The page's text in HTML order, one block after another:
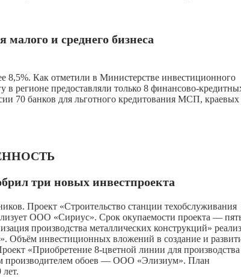
и среднего бизнеса
8,5%. Как отметили в Министерстве инвестиционного
в регионе предоставляли только 8 финансово-
70 банков для льготного кредитования МСП, краевых
три новых инвестпроекта
Проект «Строительство станции техобслуживания
ООО «Сириус». Срок окупаемости проекта —
производства металлических конструкций»
инвестиционных вложений в создание и
«Приобретение 8-цветной линии для производства
производителем обоев — ООО «Элизиум». План